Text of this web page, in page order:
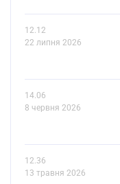
12.12
22 липня 2026
14.06
8 червня 2026
12.36
13 травня 2026